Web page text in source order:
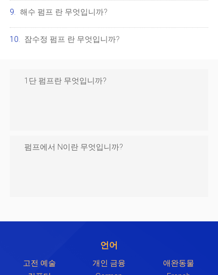
해수 펌프 란 무엇입니까?
잠수정 펌프 란 무엇입니까?
1단 펌프란 무엇입니까?
펌프에서 N이란 무엇입니까?
언어
고전 예술 개인 금융
애완동물